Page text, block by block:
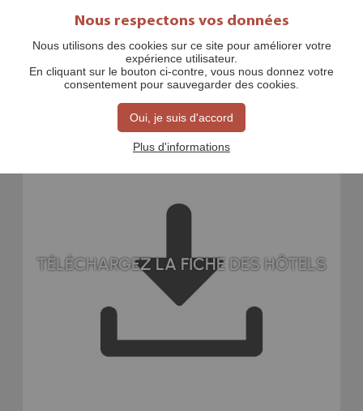
HÔTELS
TÉLÉCHARGEZ LA FICHE DES HÔTELS
Nous respectons vos données
Nous utilisons des cookies sur ce site pour améliorer votre
expérience utilisateur.
En cliquant sur le bouton ci-contre, vous nous donnez votre
consentement pour sauvegarder des cookies.
Oui, je suis d'accord
Plus d'informations